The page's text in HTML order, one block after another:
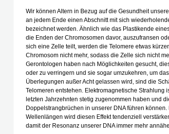
Wir können Altern in Bezug auf die Gesundheit
an jedem Ende einen Abschnitt mit sich
bezeichnet werden. Ähnlich wie das Plastikende
die Enden der Chromosomen davor, auszufransen
sich eine Zelle teilt, werden die Telomere etwas
Chromosom nicht mehr, sodass die Zelle sich nicht
Gerontologen haben nach Möglichkeiten gesucht,
oder zu verringern und sie sogar umzukehren, um
Überlegungen außer Acht gelassen wird, sind die
Telomeren entstehen. Elektromagnetische Strahlung
letzten Jahrzehnten stetig zugenommen haben und
Doppelstrangbrüchen in unserer DNA führen
Wellenlängen wird diesen Effekt tendenziell
damit der Resonanz unserer DNA immer mehr